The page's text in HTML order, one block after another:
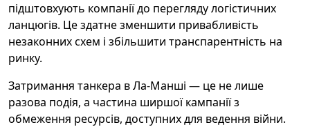
підштовхують компанії до перегляду логістичних
ланцюгів. Це здатне зменшити привабливість
незаконних схем і збільшити транспарентність на
ринку.
Затримання танкера в Ла‑Манші — це не лише
разова подія, а частина ширшої кампанії з
обмеження ресурсів, доступних для ведення війни.